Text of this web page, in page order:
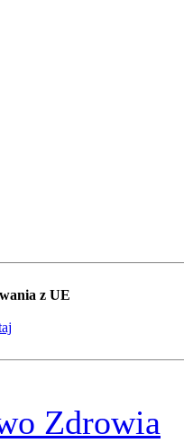
z UE
Zdrowia